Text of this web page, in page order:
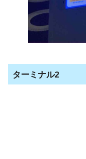
ターミナル2